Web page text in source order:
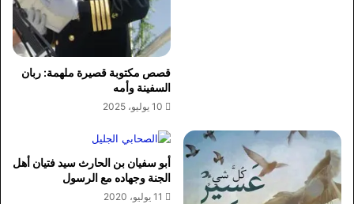
قصص مكتوبة قصيرة ملهمة: ربان
السفينة وأمه
10 يوليو، 2025
أبو سفيان بن الحارث سيد فتيان أهل
الجنة وجهاده مع الرسول
11 يوليو، 2020